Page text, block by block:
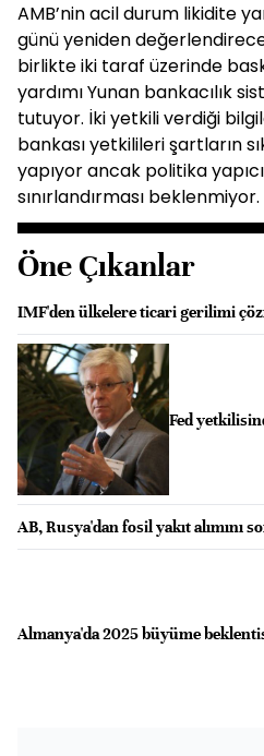
AMB’nin acil durum likidite
günü yeniden
birlikte iki taraf üzerinde
yardımı Yunan bankacılık
tutuyor. İki yetkili verdiği
bankası yetkilileri şartların
yapıyor ancak politika
sınırlandırması beklenmiyor.
Öne Çıkanlar
IMF'den ülkelere ticari gerilimi
Fed
AB, Rusya'dan fosil yakıt alımını
Almanya'da 2025 büyüme